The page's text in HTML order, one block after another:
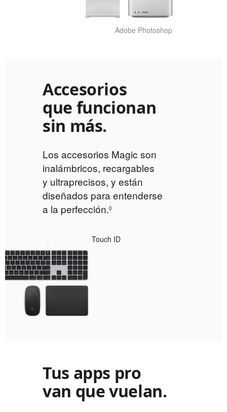
Adobe Photoshop
Accesorios
que funcionan
sin más.
Los accesorios Magic son
inalámbricos, recargables
y ultraprecisos, y están
diseñados para entenderse
a la perfección.◊
legales.
Touch ID
Tus apps pro
van que vuelan.